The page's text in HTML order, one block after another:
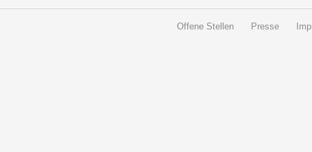
Offene Stellen Presse